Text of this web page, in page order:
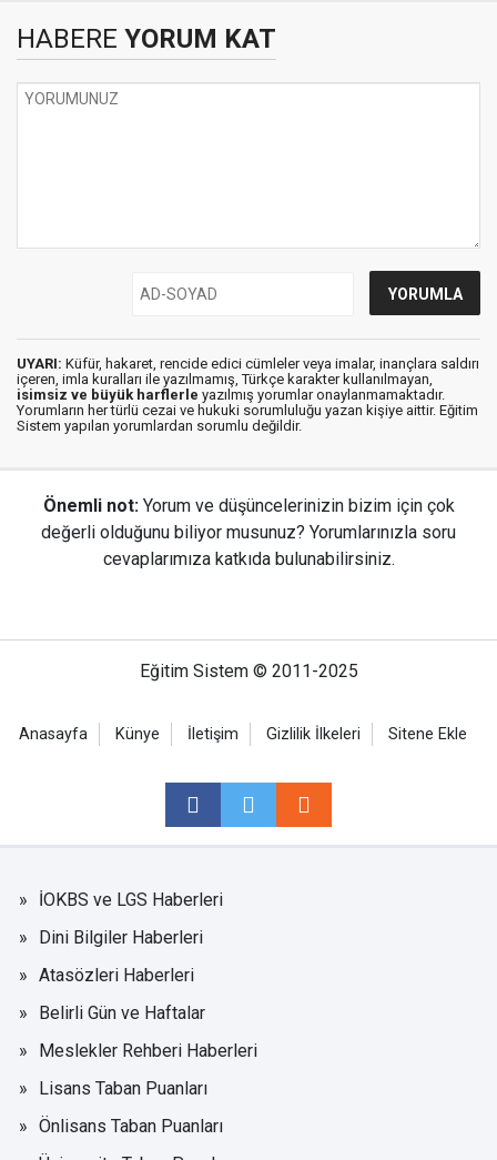
HABERE YORUM KAT
UYARI: Küfür, hakaret, rencide edici cümleler veya imalar, inançlara saldırı
içeren, imla kuralları ile yazılmamış, Türkçe karakter kullanılmayan,
isimsiz ve büyük harflerle yazılmış yorumlar onaylanmamaktadır.
Yorumların her türlü cezai ve hukuki sorumluluğu yazan kişiye aittir. Eğitim
Sistem yapılan yorumlardan sorumlu değildir.
Önemli not: Yorum ve düşüncelerinizin bizim için çok
değerli olduğunu biliyor musunuz? Yorumlarınızla soru
cevaplarımıza katkıda bulunabilirsiniz.
Eğitim Sistem © 2011-2025
Anasayfa Künye İletişim Gizlilik İlkeleri Sitene Ekle
İOKBS ve LGS Haberleri
Dini Bilgiler Haberleri
Atasözleri Haberleri
Belirli Gün ve Haftalar
Meslekler Rehberi Haberleri
Lisans Taban Puanları
Önlisans Taban Puanları